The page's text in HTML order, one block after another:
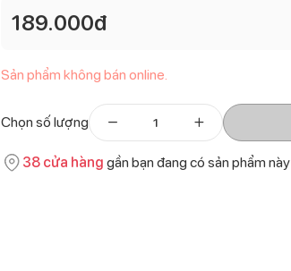
189.000đ
Sản phẩm không bán online.
Chọn số lượng
38 cửa hàng gần bạn đang có sản phẩm này